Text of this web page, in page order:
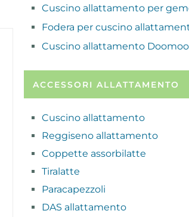
Cuscino allattamento per
Fodera per cuscino
Cuscino allattamento Doomoo
ACCESSORI ALLATTAMENTO
Cuscino allattamento
Reggiseno allattamento
Coppette assorbilatte
Tiralatte
Paracapezzoli
DAS allattamento